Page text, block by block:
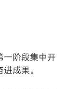
一阶段集中开
成果。